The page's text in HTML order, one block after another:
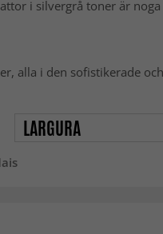
i silvergrå toner är
alla i den sofistikerade
LARGURA